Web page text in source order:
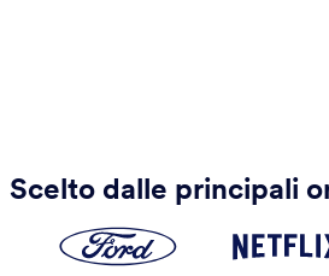
Scelto dalle principali